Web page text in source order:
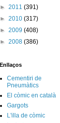
► 2011 (391)
► 2010 (317)
► 2009 (408)
► 2008 (386)
Enllaços
Cementiri de
Pneumàtics
El còmic en català
Gargots
L'illa de còmic